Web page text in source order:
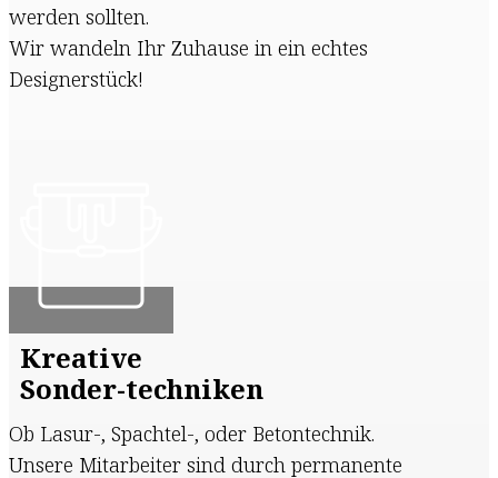
werden sollten.
Wir wandeln Ihr Zuhause in ein echtes
Designerstück!
Kreative
Sonder-techniken
Ob Lasur-, Spachtel-, oder Betontechnik.
Unsere Mitarbeiter sind durch permanente